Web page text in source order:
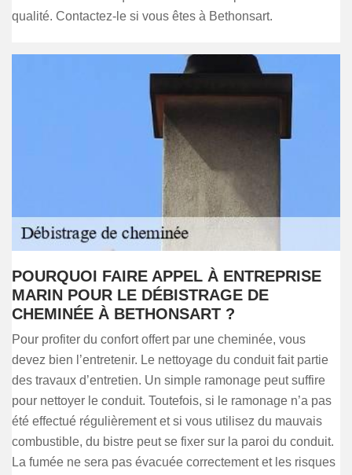
qualité. Contactez-le si vous êtes à Bethonsart.
POURQUOI FAIRE APPEL À ENTREPRISE
MARIN POUR LE DÉBISTRAGE DE
CHEMINÉE À BETHONSART ?
Pour profiter du confort offert par une cheminée, vous
devez bien l’entretenir. Le nettoyage du conduit fait partie
des travaux d’entretien. Un simple ramonage peut suffire
pour nettoyer le conduit. Toutefois, si le ramonage n’a pas
été effectué régulièrement et si vous utilisez du mauvais
combustible, du bistre peut se fixer sur la paroi du conduit.
La fumée ne sera pas évacuée correctement et les risques